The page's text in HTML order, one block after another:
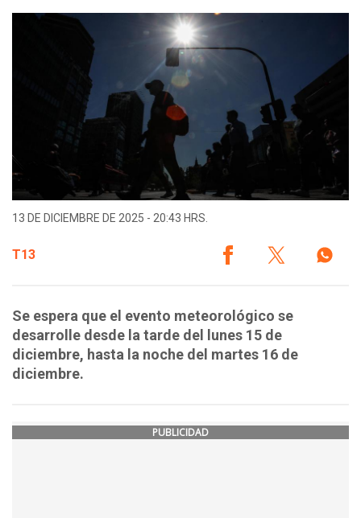
13 DE DICIEMBRE DE 2025 - 20:43 HRS.
T13
Se espera que el evento meteorológico se
desarrolle desde la tarde del lunes 15 de
diciembre, hasta la noche del martes 16 de
diciembre.
PUBLICIDAD